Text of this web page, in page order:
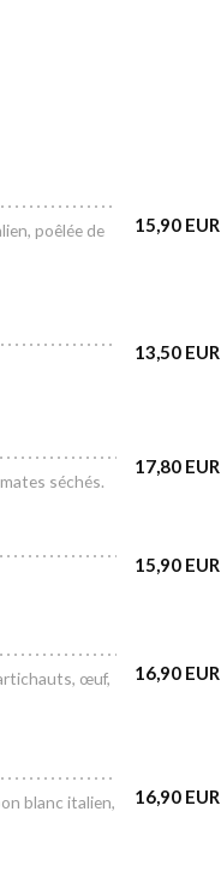
poêlée de
15,90 EUR
13,50 EUR
séchés.
17,80 EUR
15,90 EUR
œuf,
16,90 EUR
blanc italien,
16,90 EUR